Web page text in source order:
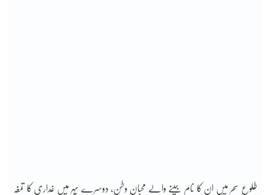
طلوع سحر میں ان کا نام جپنے والے محبان وطن، دوسرے پہر میں غداری کا تمغہ